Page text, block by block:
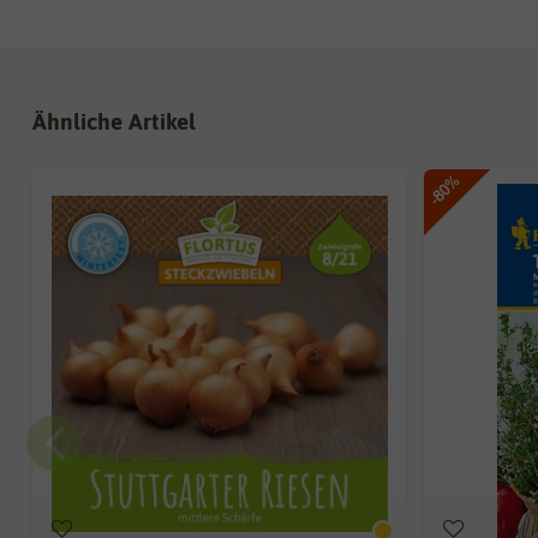
Ähnliche Artikel
-80%